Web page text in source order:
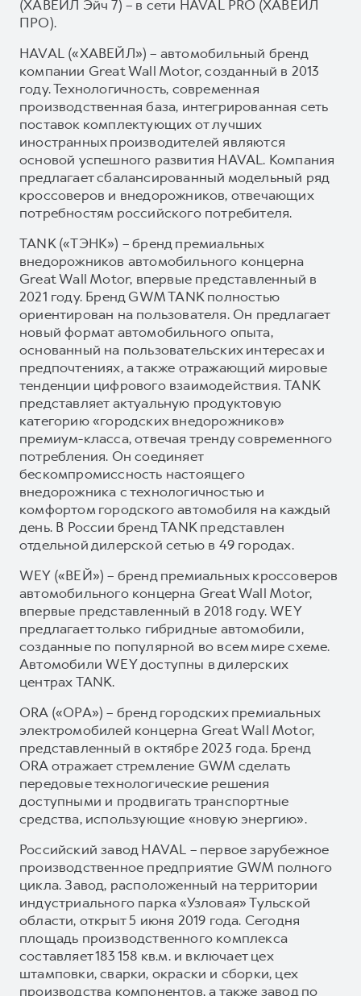
(ХАВЕЙЛ Эйч 7) – в сети HAVAL PRO (ХАВЕЙЛ
ПРО).
HAVAL («ХАВЕЙЛ») – автомобильный бренд
компании Great Wall Motor, созданный в 2013
году. Технологичность, современная
производственная база, интегрированная сеть
поставок комплектующих от лучших
иностранных производителей являются
основой успешного развития HAVAL. Компания
предлагает сбалансированный модельный ряд
кроссоверов и внедорожников, отвечающих
потребностям российского потребителя.
TANK («ТЭНК») – бренд премиальных
внедорожников автомобильного концерна
Great Wall Motor, впервые представленный в
2021 году. Бренд GWM TANK полностью
ориентирован на пользователя. Он предлагает
новый формат автомобильного опыта,
основанный на пользовательских интересах и
предпочтениях, а также отражающий мировые
тенденции цифрового взаимодействия. TANK
представляет актуальную продуктовую
категорию «городских внедорожников»
премиум-класса, отвечая тренду современного
потребления. Он соединяет
бескомпромиссность настоящего
внедорожника с технологичностью и
комфортом городского автомобиля на каждый
день. В России бренд TANK представлен
отдельной дилерской сетью в 49 городах.
WEY («ВЕЙ») – бренд премиальных кроссоверов
автомобильного концерна Great Wall Motor,
впервые представленный в 2018 году. WEY
предлагает только гибридные автомобили,
созданные по популярной во всем мире схеме.
Автомобили WEY доступны в дилерских
центрах TANK.
ORA («ОРА») – бренд городских премиальных
электромобилей концерна Great Wall Motor,
представленный в октябре 2023 года. Бренд
ORA отражает стремление GWM сделать
передовые технологические решения
доступными и продвигать транспортные
средства, использующие «новую энергию».
Российский завод HAVAL – первое зарубежное
производственное предприятие GWM полного
цикла. Завод, расположенный на территории
индустриального парка «Узловая» Тульской
области, открыт 5 июня 2019 года. Сегодня
площадь производственного комплекса
составляет 183 158 кв.м. и включает цех
штамповки, сварки, окраски и сборки, цех
производства компонентов, а также завод по